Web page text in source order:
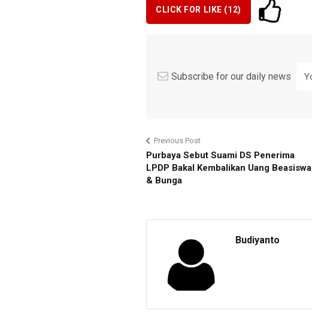
CLICK FOR LIKE (12)
Subscribe for our daily news
Previous Post
Purbaya Sebut Suami DS Penerima
LPDP Bakal Kembalikan Uang Beasiswa
& Bunga
Budiyanto